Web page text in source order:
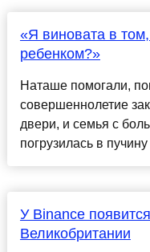
«Я виновата в
ребенком?»
Наташе помогали,
совершеннолетие
двери, и семья с
погрузилась в
У Binance
Великобритании